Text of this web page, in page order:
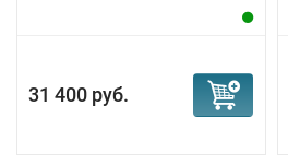
31 400 руб.